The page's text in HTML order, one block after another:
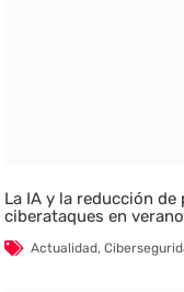
La IA y la reducción
ciberataques en verano
Actualidad,